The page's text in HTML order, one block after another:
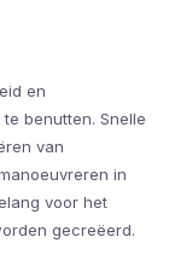
en
benutten. Snelle
van
in
voor het
gecreëerd.